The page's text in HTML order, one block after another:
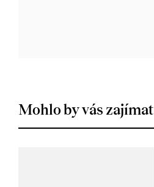
Mohlo by vás zajímat